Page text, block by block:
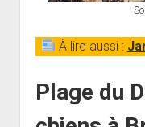
À lire aussi :
Plage du